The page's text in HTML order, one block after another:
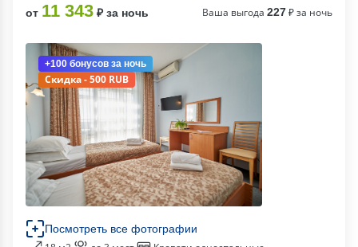
от 11 343 ₽ за ночь Ваша выгода 227₽ за ночь
+100 бонусов за ночь
Скидка - 500 RUB
Посмотреть все фотографии